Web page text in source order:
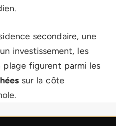
secondaire, une
investissement, les
figurent parmi les
sur la côte